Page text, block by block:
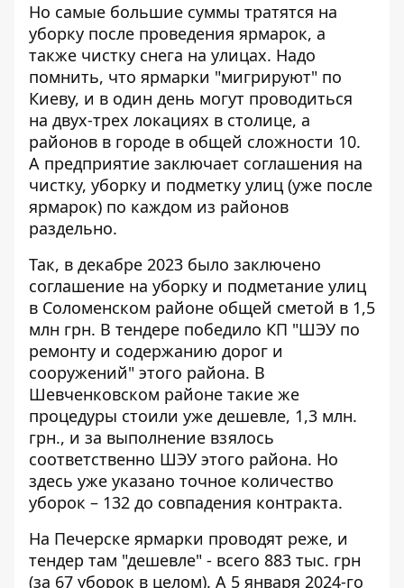
Но самые большие суммы тратятся на
уборку после проведения ярмарок, а
также чистку снега на улицах. Надо
помнить, что ярмарки "мигрируют" по
Киеву, и в один день могут проводиться
на двух-трех локациях в столице, а
районов в городе в общей сложности 10.
А предприятие заключает соглашения на
чистку, уборку и подметку улиц (уже после
ярмарок) по каждом из районов
раздельно.
Так, в декабре 2023 было заключено
соглашение на уборку и подметание улиц
в Соломенском районе общей сметой в 1,5
млн грн. В тендере победило КП "ШЭУ по
ремонту и содержанию дорог и
сооружений" этого района. В
Шевченковском районе такие же
процедуры стоили уже дешевле, 1,3 млн.
грн., и за выполнение взялось
соответственно ШЭУ этого района. Но
здесь уже указано точное количество
уборок – 132 до совпадения контракта.
На Печерске ярмарки проводят реже, и
тендер там "дешевле" - всего 883 тыс. грн
(за 67 уборок в целом). А 5 января 2024-го